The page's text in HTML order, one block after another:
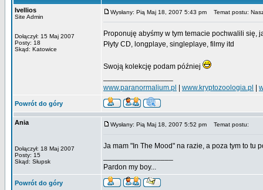
Ivellios
Site Admin
Dołączył: 15 Maj 2007
Posty: 18
Skąd: Katowice
Wysłany: Pią Maj 18, 2007 5:43 pm Temat postu:
Proponuję abyśmy w tym temacie pochwalili
Płyty CD, longplaye, singleplaye, filmy itd
Swoją kolekcję podam później
www.paranormalium.pl
www.kryptozoologia.pl
Powrót do góry
Ania
Dołączył: 18 Maj 2007
Posty: 15
Skąd: Słupsk
Wysłany: Pią Maj 18, 2007 5:52 pm Temat postu:
Ja mam "In The Mood" na razie, a poza tym to tu
Pardon my boy...
Powrót do góry